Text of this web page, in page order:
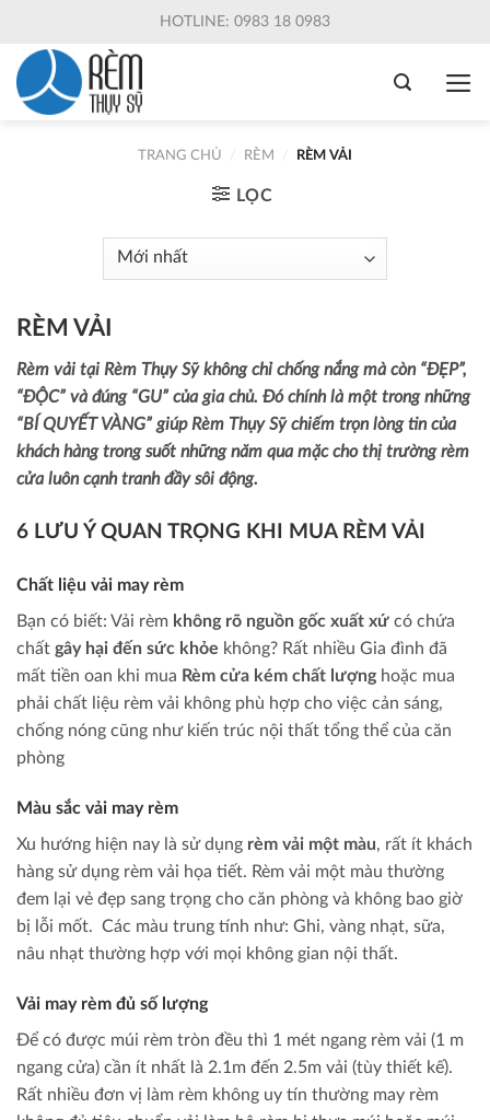
content
HOTLINE: 0983 18 0983
TRANG CHỦ RÈM RÈM VẢI
LỌC
RÈM VẢI
Rèm vải tại Rèm Thụy Sỹ không chỉ chống nắng mà còn “ĐẸP”,
“ĐỘC” và đúng “GU” của gia chủ. Đó chính là một trong những
“BÍ QUYẾT VÀNG” giúp Rèm Thụy Sỹ chiếm trọn lòng tin của
khách hàng trong suốt những năm qua mặc cho thị trường rèm
cửa luôn cạnh tranh đầy sôi động.
6 LƯU Ý QUAN TRỌNG KHI MUA RÈM VẢI
Chất liệu vải may rèm
Bạn có biết: Vải rèm không rõ nguồn gốc xuất xứ có chứa
chất gây hại đến sức khỏe không? Rất nhiều Gia đình đã
mất tiền oan khi mua Rèm cửa kém chất lượng hoặc mua
phải chất liệu rèm vải không phù hợp cho việc cản sáng,
chống nóng cũng như kiến trúc nội thất tổng thể của căn
phòng
Màu sắc vải may rèm
Xu hướng hiện nay là sử dụng rèm vải một màu, rất ít khách
hàng sử dụng rèm vải họa tiết. Rèm vải một màu thường
đem lại vẻ đẹp sang trọng cho căn phòng và không bao giờ
bị lỗi mốt. Các màu trung tính như: Ghi, vàng nhạt, sữa,
nâu nhạt thường hợp với mọi không gian nội thất.
Vải may rèm đủ số lượng
Để có được múi rèm tròn đều thì 1 mét ngang rèm vải (1 m
ngang cửa) cần ít nhất là 2.1m đến 2.5m vải (tùy thiết kế).
Rất nhiều đơn vị làm rèm không uy tín thường may rèm